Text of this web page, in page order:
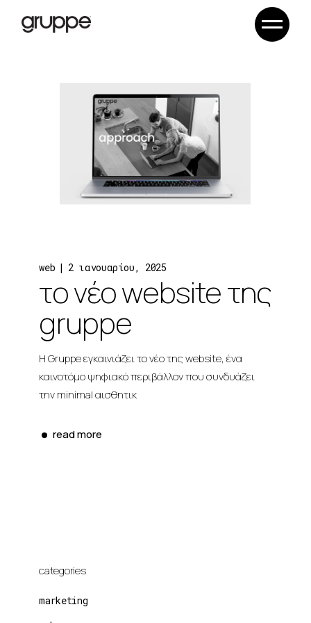
content
web 2 ιανουαρίου, 2025
το νέο website της
gruppe
Η Gruppe εγκαινιάζει το νέο της website, ένα
καινοτόμο ψηφιακό περιβάλλον που συνδυάζει
την minimal αισθητικ
read more
categories
marketing